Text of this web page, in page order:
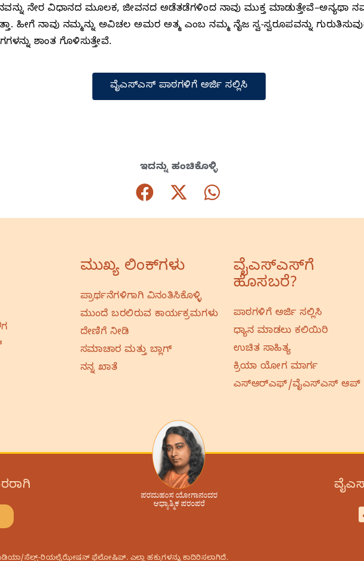
ನೇರ ವಿಧಾನದ ಮೂಲಕ, ಜೀವನದ ಅಡೆತಡೆಗಳಿಂದ ನಾವು ಮುಕ್ತ ಮಾಡುತ್ತೇವೆ–ಅನ್ಯಥಾ
ಹೀಗೆ ನಾವು ನಮ್ಮನ್ನು ಅವಿಚಲ ಅಮರ ಅತ್ಮ ಎಂಬ ನಮ್ಮ ನೈಜ ಸ್ವ-ಸ್ವರೂಪವನ್ನು
ಶಾಂತ ಗೊಳಿಸುತ್ತೇವೆ.
ವೈಎಸ್‌ಎಸ್‌ ಪಾಠಗಳಿಗೆ ಅರ್ಜಿ ಸಲ್ಲಿಸಿ
ಇದನ್ನು ಹಂಚಿಕೊಳ್ಳಿ
ಮುಖ್ಯ ಲಿಂಕ್‌ಗಳು
ಪ್ರಾರ್ಥನೆಗಳಿಗಾಗಿ ವಿನಂತಿಸಿಕೊಳ್ಳಿ
ಮುಂದೆ ಬರಲಿರುವ ಕಾರ್ಯಕ್ರಮಗಳು
ದೇಣಿಗೆ ನೀಡಿ
ಸಮಾಚಾರ ಮತ್ತು ಬ್ಲಾಗ್
ನನ್ನ ಖಾತೆ
ವೈಎಸ್‌ಎಸ್‌ಗೆ
ಹೊಸಬರೆ?
ಪಾಠಗಳಿಗೆ ಅರ್ಜಿ ಸಲ್ಲಿಸಿ
ಧ್ಯಾನ ಮಾಡಲು ಕಲಿಯಿರಿ
ಉಚಿತ ಸಾಹಿತ್ಯ
ಕ್ರಿಯಾ ಯೋಗ ಮಾರ್ಗ
ಎಸ್‌ಆರ್‌ಎಫ್‌/ವೈಎಸ್‌ಎಸ್‌ ಆಪ್
ಸೆಲ್ಫ್-ರಿಯಲೈಝೇಷನ್‌ ಫೆಲೋಷಿಪ್.‌ ಎಲ್ಲಾ ಹಕ್ಕುಗಳನ್ನು ಕಾದಿರಿಸಲಾಗಿದೆ.